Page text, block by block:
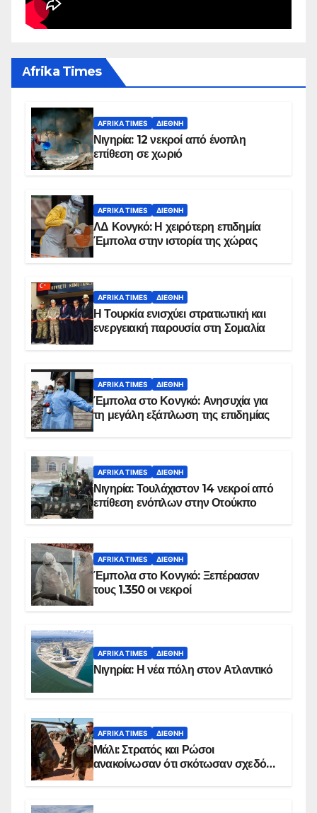
Αfrika Times
AFRIKA TIMES ΔΙΕΘΝΉ
Νιγηρία: 12 νεκροί από ένοπλη
επίθεση σε χωριό
AFRIKA TIMES ΔΙΕΘΝΉ
ΛΔ Κονγκό: Η χειρότερη επιδημία
Έμπολα στην ιστορία της χώρας
AFRIKA TIMES ΔΙΕΘΝΉ
Η Τουρκία ενισχύει στρατιωτική και
ενεργειακή παρουσία στη Σομαλία
AFRIKA TIMES ΔΙΕΘΝΉ
Έμπολα στο Κονγκό: Ανησυχία για
τη μεγάλη εξάπλωση της επιδημίας
AFRIKA TIMES ΔΙΕΘΝΉ
Νιγηρία: Τουλάχιστον 14 νεκροί από
επίθεση ενόπλων στην Οτούκπο
AFRIKA TIMES ΔΙΕΘΝΉ
Έμπολα στο Κονγκό: Ξεπέρασαν
τους 1.350 οι νεκροί
AFRIKA TIMES ΔΙΕΘΝΉ
Νιγηρία: Η νέα πόλη στον Ατλαντικό
AFRIKA TIMES ΔΙΕΘΝΉ
Μάλι: Στρατός και Ρώσοι
ανακοίνωσαν ότι σκότωσαν σχεδόν